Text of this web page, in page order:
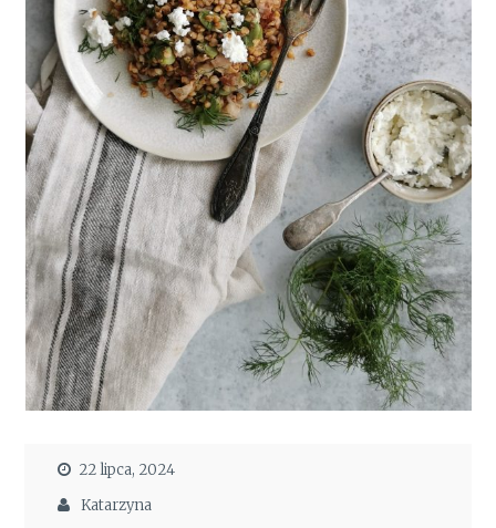
22 lipca, 2024
Katarzyna